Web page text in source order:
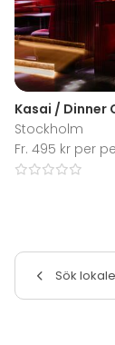
Kasai / Dinner
Stockholm
Fr. 495 kr per
Sök